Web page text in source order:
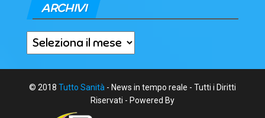
ARCHIVI
Archivi
© 2018 Tutto Sanità - News in tempo reale - Tutti i Diritti
Riservati - Powered By